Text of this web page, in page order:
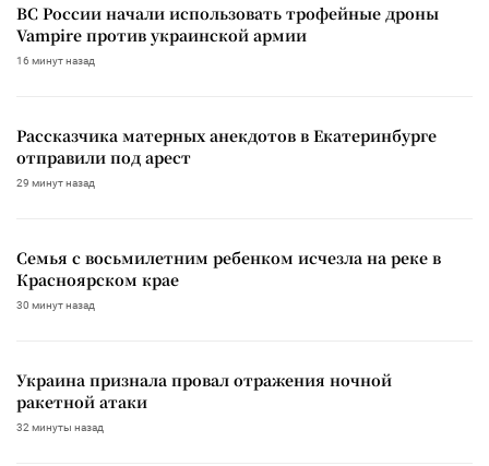
ВС России начали использовать трофейные дроны
Vampire против украинской армии
16 минут назад
Рассказчика матерных анекдотов в Екатеринбурге
отправили под арест
29 минут назад
Семья с восьмилетним ребенком исчезла на реке в
Красноярском крае
30 минут назад
Украина признала провал отражения ночной
ракетной атаки
32 минуты назад